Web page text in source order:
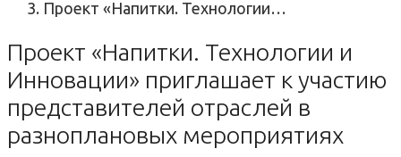
Проект «Напитки. Технологии…
Проект «Напитки. Технологии и
Инновации» приглашает к участию
представителей отраслей в
разноплановых мероприятиях